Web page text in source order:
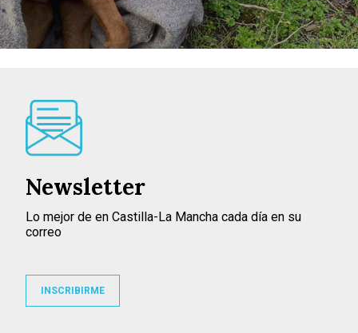
Newsletter
Lo mejor de en Castilla-La Mancha cada día en su
correo
INSCRIBIRME